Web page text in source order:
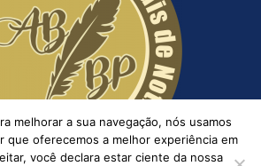
melhorar a sua navegação, nós usamos
que oferecemos a melhor experiência em
você declara estar ciente da nossa